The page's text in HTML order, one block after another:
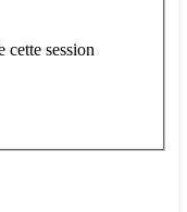
cette session